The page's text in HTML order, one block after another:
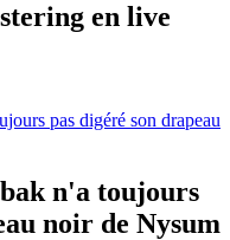
en live
n'a toujours
noir de Nysum